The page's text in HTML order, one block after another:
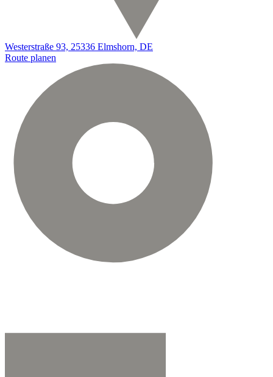
Westerstraße 93, 25336 Elmshorn, DE
Route planen